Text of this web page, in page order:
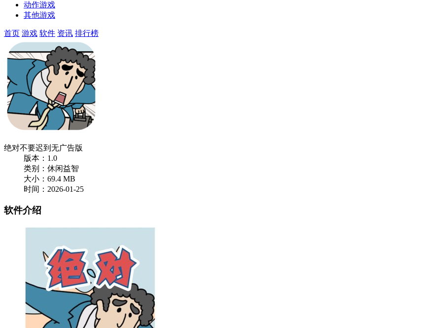
动作游戏
其他游戏
首页 游戏 软件 资讯 排行榜
绝对不要迟到无广告版
版本：1.0
类别：休闲益智
大小：69.4 MB
时间：2026-01-25
软件介绍